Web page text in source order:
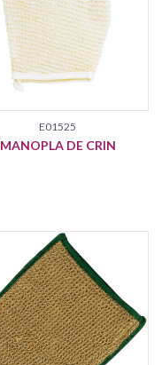
E01525
MANOPLA DE CRIN